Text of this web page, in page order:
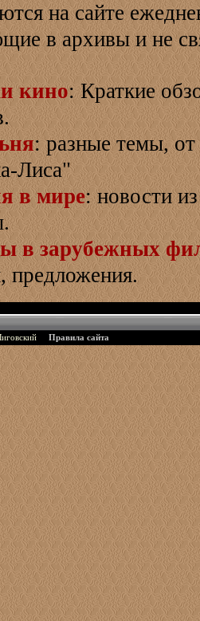
на сайте
в архивы и не
кино: Краткие
: разные темы,
Лиса"
в мире: новости
в зарубежных
предложения.
Правила сайта